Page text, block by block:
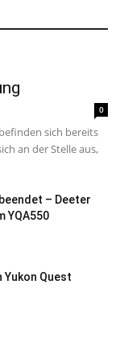
0
sich bereits
an der Stelle aus,
– Deeter
YQA550
Quest